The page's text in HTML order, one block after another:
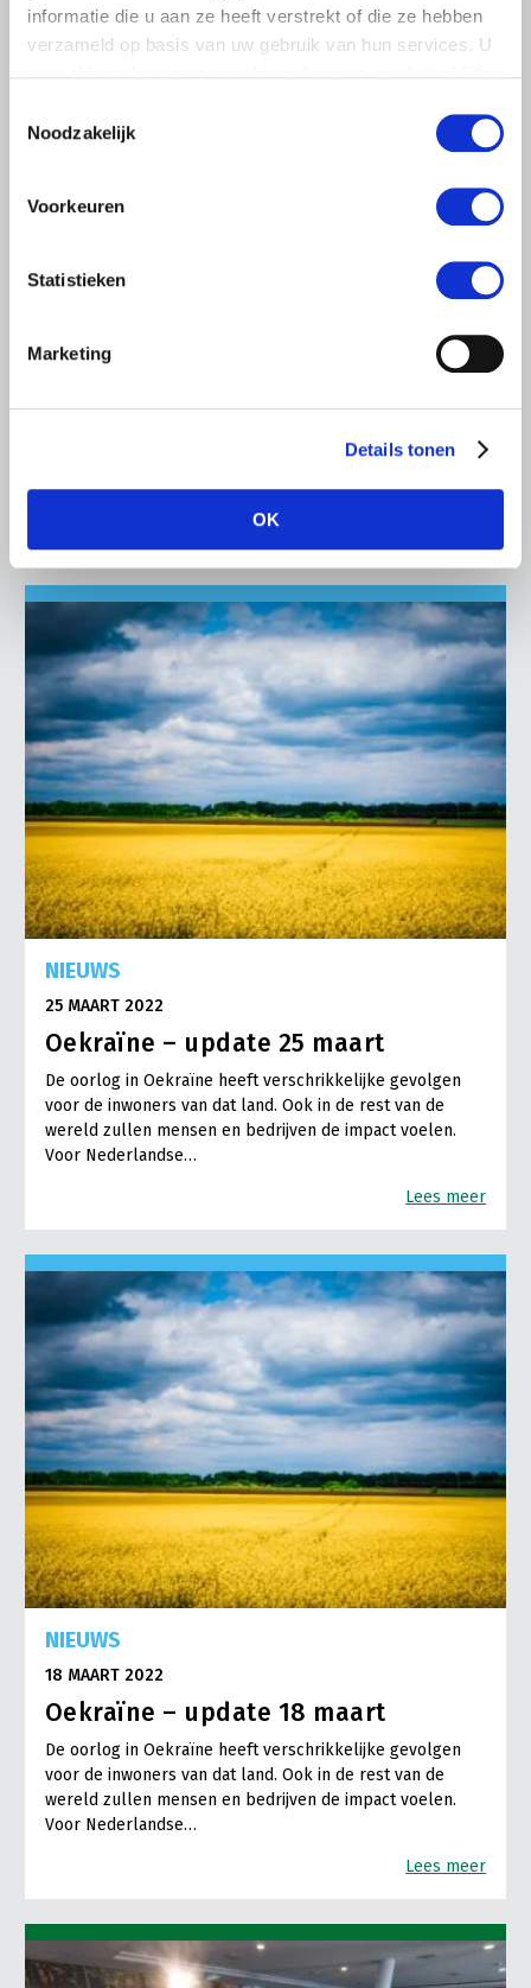
informatie die u aan ze heeft verstrekt of die ze hebben
verzameld op basis van uw gebruik van hun services. U
Noodzakelijk
Voorkeuren
Statistieken
Marketing
Details tonen
OK
Oekraïne – update 15 april
De oorlog in Oekraïne heeft verschrikkelijke gevolgen
wereld zullen mensen en bedrijven de impact voelen.
Voor Nederlandse
NIEUWS
25 MAART 2022
Oekraïne – update 25 maart
De oorlog in Oekraïne heeft verschrikkelijke gevolgen
voor de inwoners van dat land. Ook in de rest van de
wereld zullen mensen en bedrijven de impact voelen.
Voor Nederlandse…
Lees meer
NIEUWS
18 MAART 2022
Oekraïne – update 18 maart
De oorlog in Oekraïne heeft verschrikkelijke gevolgen
voor de inwoners van dat land. Ook in de rest van de
wereld zullen mensen en bedrijven de impact voelen.
Voor Nederlandse…
Lees meer